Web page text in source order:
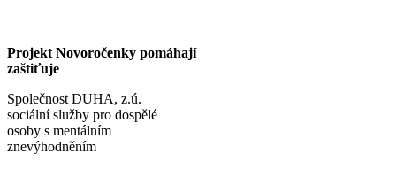
Projekt Novoročenky pomáhají
zaštiťuje
Společnost DUHA, z.ú.
sociální služby pro dospělé
osoby s mentálním
znevýhodněním